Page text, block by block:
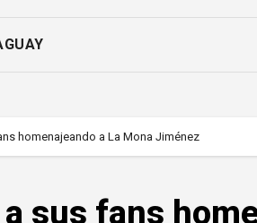
homenajeando a La Mona Jiménez
sus fans